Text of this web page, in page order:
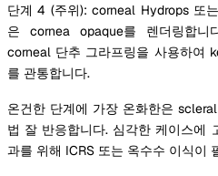
단계 4 (주위): corneal Hydrops 또
은 cornea opaque를 렌더링합
corneal 단추 그라프링을 사용하여
를 관통합니다.
온건한 단계에 가장 온화한은
법 잘 반응합니다. 심각한 케이스에
과를 위해 ICRS 또는 옥수수 이식이